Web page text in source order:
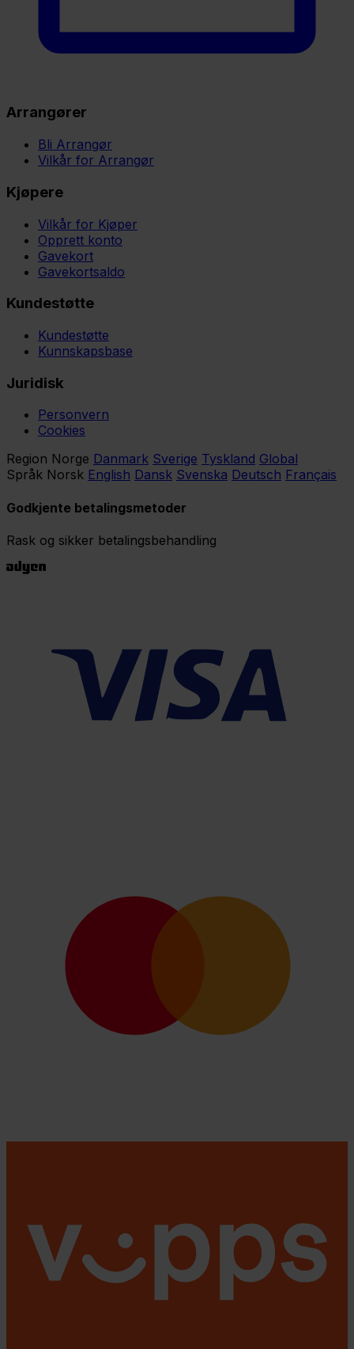
Arrangører
Bli Arrangør
Vilkår for Arrangør
Kjøpere
Vilkår for Kjøper
Opprett konto
Gavekort
Gavekortsaldo
Kundestøtte
Kundestøtte
Kunnskapsbase
Juridisk
Personvern
Cookies
Region Norge Danmark Sverige Tyskland Global
Språk Norsk English Dansk Svenska Deutsch Français
Godkjente betalingsmetoder
Rask og sikker betalingsbehandling